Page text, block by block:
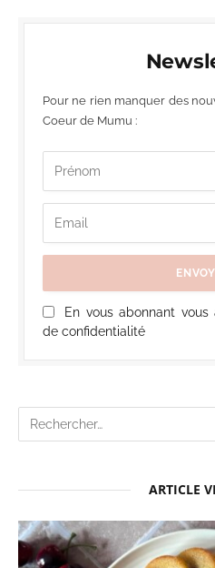
Pour ne rien manquer des
Coeur de Mumu :
En vous abonnant
de confidentialité
ARTICLE